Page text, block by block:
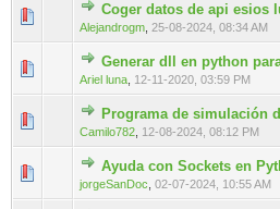
Coger datos de api esios
Alejandrogm 25-08-2024, 08:34 AM
0 voto(s) - Media 0
12345
Generar dll en python
Ariel luna 12-11-2020, 03:59 PM
0 voto(s) - Media 0
123 45
Programa de simulación
Camilo782 12-08-2024, 08:12 PM
0 voto(s) - Media 0
12345
Ayuda con Sockets en
jorgeSanDoc 02-07-2024, 10:55 AM
0 voto(s) - Media 0
123 4 5